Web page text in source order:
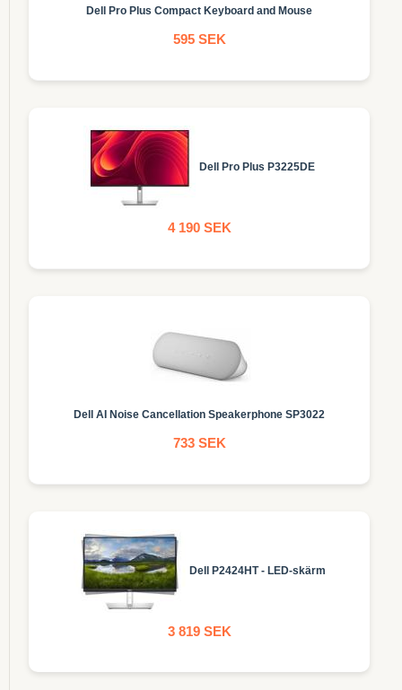
Dell Pro Plus Compact Keyboard and Mouse
595 SEK
Dell Pro Plus P3225DE
4 190 SEK
Dell AI Noise Cancellation Speakerphone SP3022
733 SEK
Dell P2424HT - LED-skärm
3 819 SEK